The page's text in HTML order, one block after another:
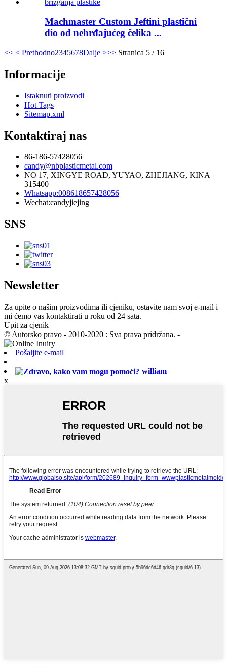
Machmaster Custom Jeftini plastični
dio od nehrđajućeg čelika ...
<< < Prethodno2345678Dalje >>> Stranica 5 / 16
Informacije
Istaknuti proizvodi
Hot Tags
Sitemap.xml
Kontaktiraj nas
86-186-57428056
candy@nbplasticmetal.com
NO 17, XINGYE ROAD, YUYAO, ZHEJIANG, KINA
315400
Whatsapp:008618657428056
Wechat:candyjiejing
SNS
Newsletter
Za upite o našim proizvodima ili cjeniku, ostavite nam svoj e-mail i
mi ćemo vas kontaktirati u roku od 24 sata.
Upit za cjenik
© Autorsko pravo - 2010-2020 : Sva prava pridržana. -
Pošaljite e-mail
william
x